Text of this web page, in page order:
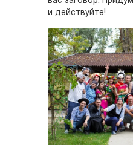
и действуйте!